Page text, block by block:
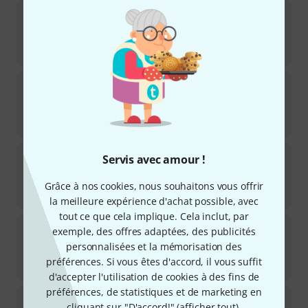
Servis avec amour !
Grâce à nos cookies, nous souhaitons vous offrir
la meilleure expérience d'achat possible, avec
tout ce que cela implique. Cela inclut, par
exemple, des offres adaptées, des publicités
personnalisées et la mémorisation des
préférences. Si vous êtes d'accord, il vous suffit
d'accepter l'utilisation de cookies à des fins de
préférences, de statistiques et de marketing en
BärenreiterGrützmacher Technologie
Disponible immédiatement
BärenreiterGabrielli Werke für Cello
Disponible immédiatement
Bärenreiter Beethoven Sonate op. 17
Disponible immédiatement
22,90 €
Bärenreiter Rachmaninow Werke für Cello
Disponible immédiatement
44€
Bärenreiter Dvorák Slavonic Dances op.46